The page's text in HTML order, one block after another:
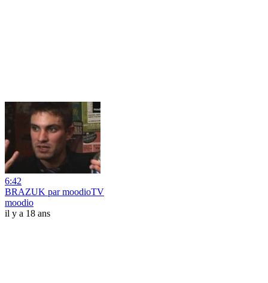
6:42
BRAZUK par moodioTV
moodio
il y a 18 ans